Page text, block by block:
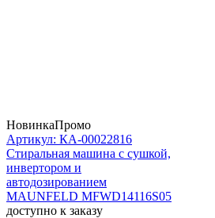
НовинкаПромо
Артикул: КА-00022816
Стиральная машина c сушкой,
инвертором и
автодозированием
MAUNFELD MFWD14116S05
доступно к заказу